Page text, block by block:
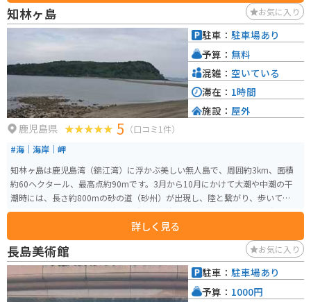
知林ヶ島 お気に入り
鹿児島県 5 （口コミ1件）
#海｜海岸｜岬
知林ヶ島は鹿児島湾（錦江湾）に浮かぶ美しい無人島で、周囲約3km、面積
約60ヘクタール、最高点約90mです。3月から10月にかけて大潮や中潮の干
潮時には、長さ約800mの砂の道（砂州）が出現し、陸と繋がり、歩いて渡る
ことができます。砂の道が出現し島と陸が繋がることから、縁結びの島とも
望台が整備されていて島内を散策できます。「かおり風景100選」にも選ばれ
ています。無霜地帯であった昔は、ジャガイモやサツマイモ、ナタネなどが
豊富に収穫され、「宝の島」とも称されていました。さらに、平成20年のNH
K大河ドラマ『篤姫』のロケ地ともなりました。 知林ヶ島の対岸には魚見岳が
あり、その頂上付近の展望台からは知林ヶ島をはじめ、錦江湾や指宿市街地
詳しく見る
駐車： 駐車場あり
予算： 無料
混雑： 空いている
滞在： 1時間
施設： 屋外
長島美術館 お気に入り
駐車： 駐車場あり
予算： 1000円